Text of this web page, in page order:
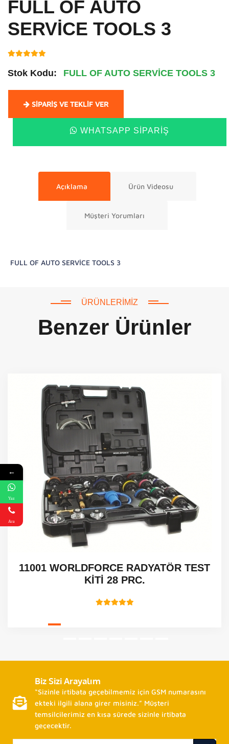
FULL OF AUTO
SERVİCE TOOLS 3
Stok Kodu: FULL OF AUTO SERVİCE TOOLS 3
SIPARIŞ VE TEKLIF VER
WHATSAPP SIPARIŞ
Açıklama Ürün Videosu
Müşteri Yorumları
FULL OF AUTO SERVİCE TOOLS 3
ÜRÜNLERIMIZ
Benzer Ürünler
11001 WORLDFORCE RADYATÖR TEST
KİTİ 28 PRC.
Biz Sizi Arayalım
“Sizinle irtibata geçebilmemiz için GSM numarasını
ekteki ilgili alana girer misiniz.” Müşteri
temsilcilerimiz en kısa sürede sizinle irtibata
geçecektir.
←
Yaz
Ara